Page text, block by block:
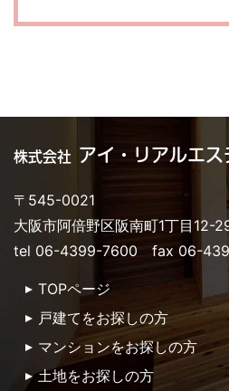
株式会社 アイ・リアルエス
〒545-0021
大阪市阿倍野区阪南町1丁目12-
tel 06-4399-7600 fax 06-
TOPページ
戸建てをお探しの方
マンションをお探しの方
土地をお探しの方